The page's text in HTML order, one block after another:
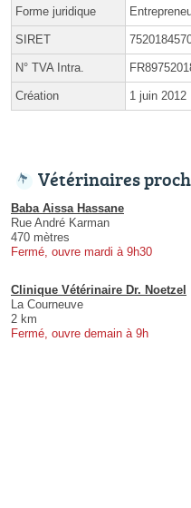
Forme juridique
SIRET
N° TVA Intra.
Création 1 juin 2012
Vétérinaires
Baba Aissa Hassane
Rue André Karman
470 mètres
Fermé, ouvre mardi à 9h30
Clinique Vétérinaire Dr. Noetzel
La Courneuve
2 km
Fermé, ouvre demain à 9h